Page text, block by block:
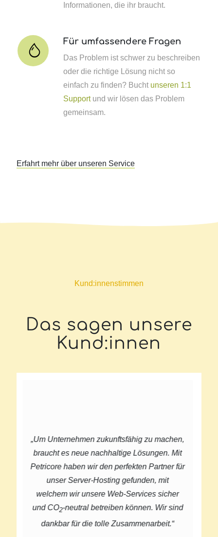
Informationen, die ihr braucht.
Für umfassendere Fragen
Das Problem ist schwer zu beschreiben
oder die richtige Lösung nicht so
einfach zu finden? Bucht unseren 1:1
Supportund wir lösen das Problem
gemeinsam.
Erfahrt mehr über unseren Service
Kund:innenstimmen
Das sagen unsere
Kund:innen
zukunftsfähig zu machen,
nachhaltige Lösungen. Mit
den perfekten Partner für
Hosting gefunden, mit
Web-Services sicher
betreiben können. Wir sind
tolle Zusammenarbeit.“
„Unsere Vision ist es,
Papeteriebereich neu
denken. Eine Vision
nach auch in die
Unternehmens
uns sofort klar, dass
und unseren Shop